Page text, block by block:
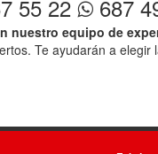
55 22 687
nuestro equipo de
Te ayudarán a elegir